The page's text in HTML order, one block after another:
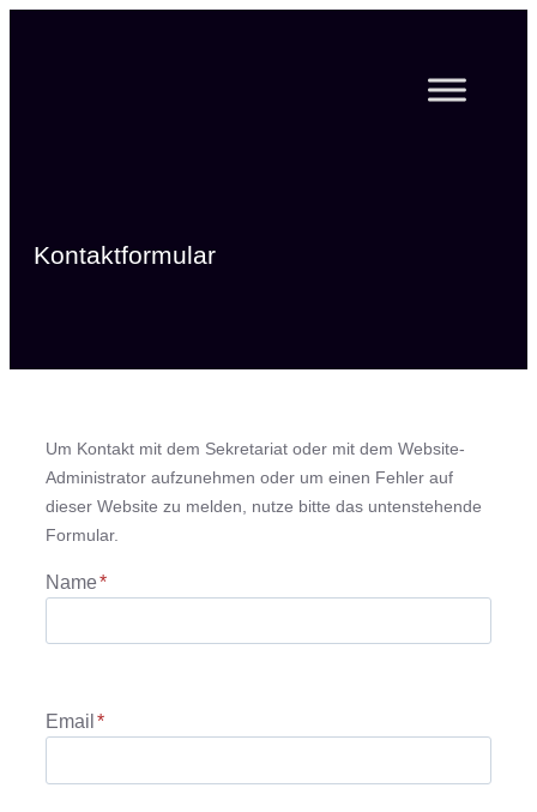
Kontaktformular
Um Kontakt mit dem Sekretariat oder mit dem Website-
Administrator aufzunehmen oder um einen Fehler auf
dieser Website zu melden, nutze bitte das untenstehende
Formular.
Name*
Email *